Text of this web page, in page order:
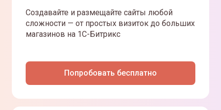
Создавайте и размещайте сайты любой
сложности — от простых визиток до больших
магазинов на 1С-Битрикс
Попробовать бесплатно